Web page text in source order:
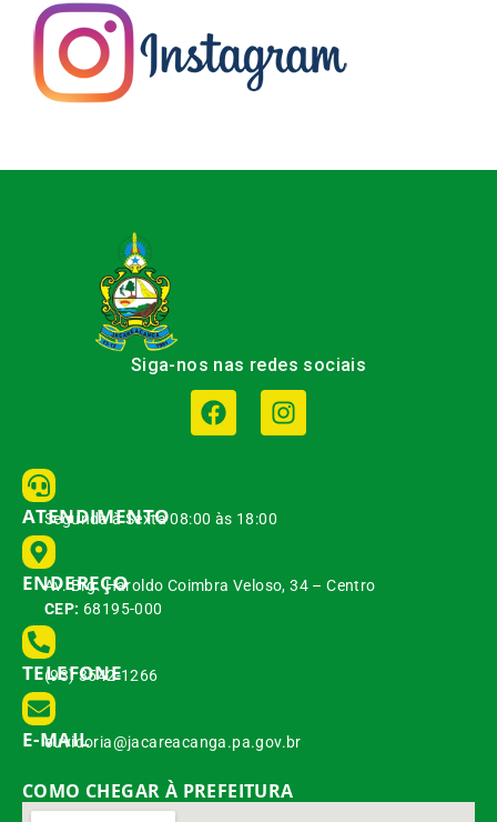
Siga-nos nas redes sociais
ATENDIMENTO
Segunda à Sexta 08:00 às 18:00
ENDEREÇO
Av. Brg. Haroldo Coimbra Veloso, 34 – Centro
CEP: 68195-000
TELEFONE
(93) 3542-1266
E-MAIL
ouvidoria@jacareacanga.pa.gov.br
COMO CHEGAR À PREFEITURA